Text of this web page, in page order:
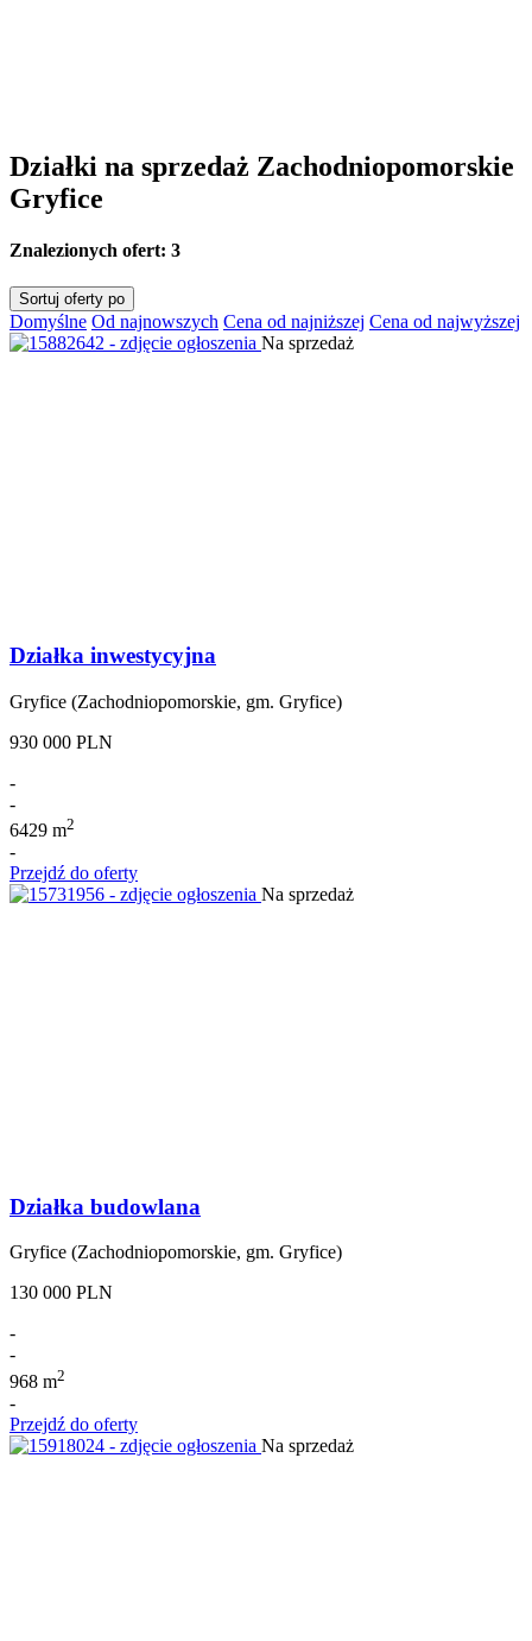
Działki na sprzedaż Zachodniopomorskie
Gryfice
Znalezionych ofert: 3
Sortuj oferty po
Domyślne Od najnowszych Cena od najniższej Cena od najwyższej
Na sprzedaż
Działka inwestycyjna
Gryfice (Zachodniopomorskie, gm. Gryfice)
930 000 PLN
-
-
6429 m2
-
Przejdź do oferty
Na sprzedaż
Działka budowlana
Gryfice (Zachodniopomorskie, gm. Gryfice)
130 000 PLN
-
-
968 m2
-
Przejdź do oferty
Na sprzedaż